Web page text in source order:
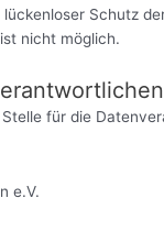
Schutz
nicht möglich.
für die
e.V.